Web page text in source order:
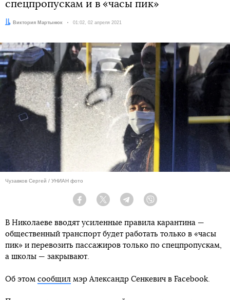
спецпропускам и в «часы пик»
Автор:Виктория Мартынюк Дата:
01:02, 02 апреля 2021
Чузавков Сергей / УНИАН фото
Facebook Twitter Telegram
В Николаеве вводят усиленные правила карантина —
общественный транспорт будет работать только в «часы
пик» и перевозить пассажиров только по спецпропускам,
а школы — закрывают.
Об этом сообщил мэр Александр Сенкевич в Facebook.